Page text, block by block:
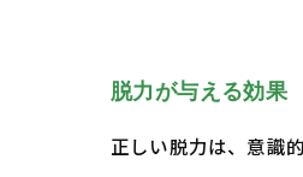
脱力が与える効果
正しい脱力は、意識